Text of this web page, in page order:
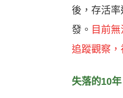
後，存活
發。 目前
追蹤觀察
失落的10